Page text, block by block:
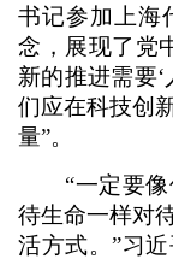
书记参加上海
念，展现了党
新的推进需要
们应在科技创
量”。
“一定要像
待生命一样对
活方式。”习